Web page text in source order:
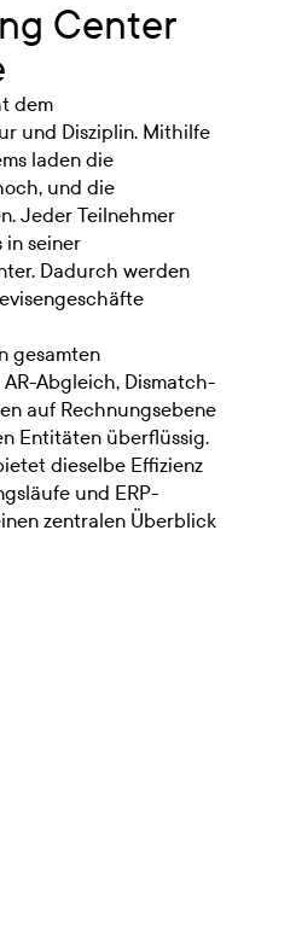
Center
dem
und Disziplin. Mithilfe
laden die
und die
Jeder Teilnehmer
seiner
Dadurch werden
gesamten
Abgleich, Dismatch-
auf Rechnungsebene
Entitäten überflüssig.
dieselbe Effizienz
und ERP-
zentralen Überblick